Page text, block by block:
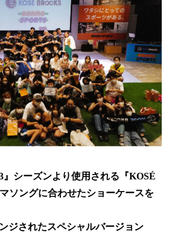
シーズンより使用される『KOSÉ
ソングに合わせたショーケースを
ジされたスペシャルバージョン